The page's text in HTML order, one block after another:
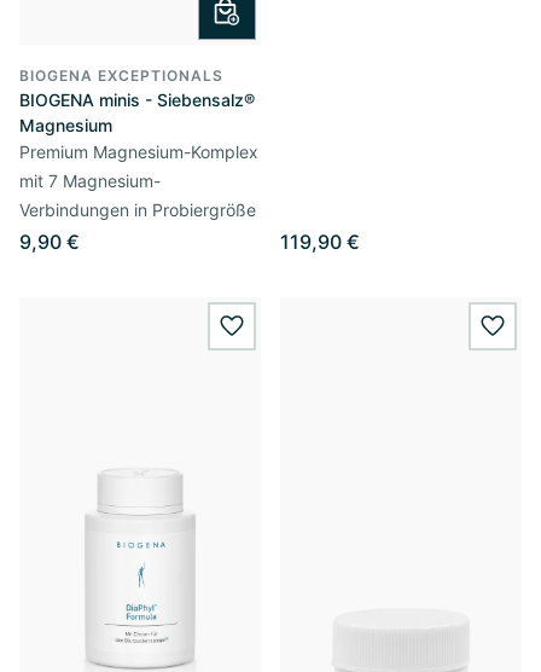
BIOGENA EXCEPTIONALS
BIOGENA minis - Siebensalz®
Magnesium
Premium Magnesium-Komplex
mit 7 Magnesium-
Verbindungen in Probiergröße
9,90 € 119,90 €
wishlist.add